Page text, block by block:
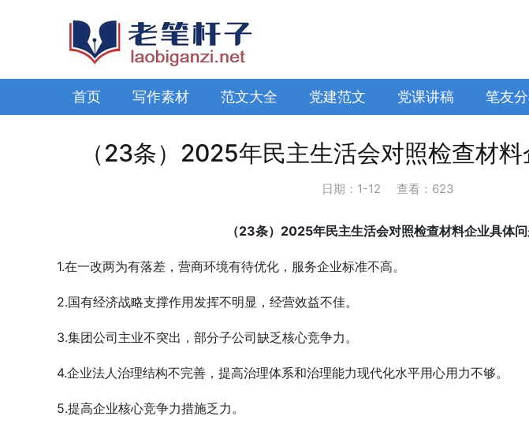
首页 写作素材 范文大全 党建范文 党课讲稿 笔友
（23条）2025年民主生活会对照检查材
日期： 1-12 查看：623
（23条）2025年民主生活会对照检查材料企业具体
1.在一改两为有落差，营商环境有待优化，服务企业标准不高。
2.国有经济战略支撑作用发挥不明显，经营效益不佳。
3.集团公司主业不突出，部分子公司缺乏核心竞争力。
4.企业法人治理结构不完善，提高治理体系和治理能力现代化水平用心用力不够。
5.提高企业核心竞争力措施乏力。